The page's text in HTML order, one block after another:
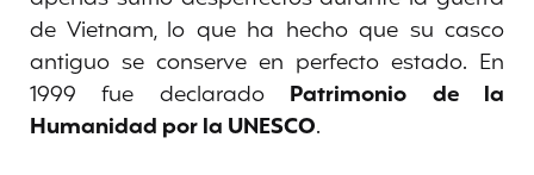
de Vietnam, lo que ha hecho que su casco
antiguo se conserve en perfecto estado. En
1999 fue declarado Patrimonio de la
Humanidad por la UNESCO.